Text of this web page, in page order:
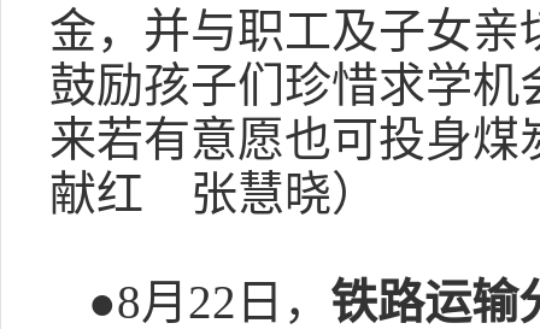
金，并与职工及子女
鼓励孩子们珍惜求学
来若有意愿也可投身
献红 张慧晓）
●8月22日， 铁路运输